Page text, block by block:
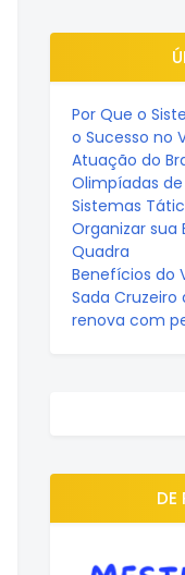
Por Que o
o Sucesso no
Atuação do
Olimpíadas de
Sistemas
Organizar sua
Quadra
Benefícios do
Sada
renova com
DE